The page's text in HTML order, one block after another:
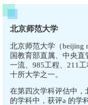
北京师范大学
北京师范大学（beijing
国教育部直属、中央
一流、985工程、211
十所大学之一。
在第四次学科评估中，
的学科中，获评a 的学